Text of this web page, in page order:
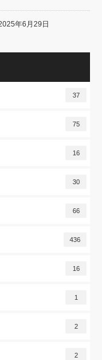
年6月29日
37
75
16
30
66
436
16
1
2
2